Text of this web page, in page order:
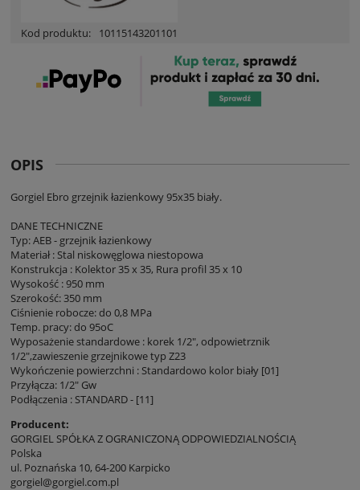
Kod produktu: 10115143201101
OPIS
Gorgiel Ebro grzejnik łazienkowy 95x35 biały.
DANE TECHNICZNE
Typ: AEB - grzejnik łazienkowy
Materiał : Stal niskowęglowa niestopowa
Konstrukcja : Kolektor 35 x 35, Rura profil 35 x 10
Wysokość : 950 mm
Szerokość: 350 mm
Ciśnienie robocze: do 0,8 MPa
Temp. pracy: do 95oC
Wyposażenie standardowe : korek 1/2", odpowietrznik
1/2",zawieszenie grzejnikowe typ Z23
Wykończenie powierzchni : Standardowo kolor biały [01]
Przyłącza: 1/2" Gw
Podłączenia : STANDARD - [11]
Producent:
GORGIEL SPÓŁKA Z OGRANICZONĄ ODPOWIEDZIALNOŚCIĄ
Polska
ul. Poznańska 10, 64-200 Karpicko
gorgiel@gorgiel.com.pl